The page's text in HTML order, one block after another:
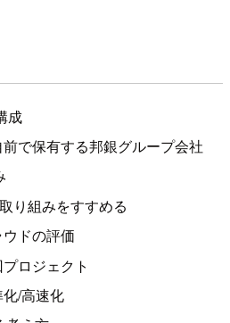
成
で保有する邦銀グループ会社
り組みをすすめる
ドの評価
ロジェクト
/高速化